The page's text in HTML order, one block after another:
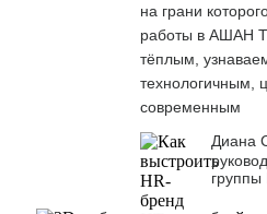
на грани
работы в АШАН
тёплым,
технологичным,
современным
Диана